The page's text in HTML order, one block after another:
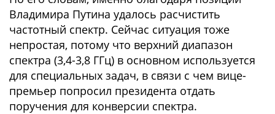
Владимира Путина удалось расчистить
частотный спектр. Сейчас ситуация тоже
непростая, потому что верхний диапазон
спектра (3,4-3,8 ГГц) в основном используется
для специальных задач, в связи с чем вице-
премьер попросил президента отдать
поручения для конверсии спектра.